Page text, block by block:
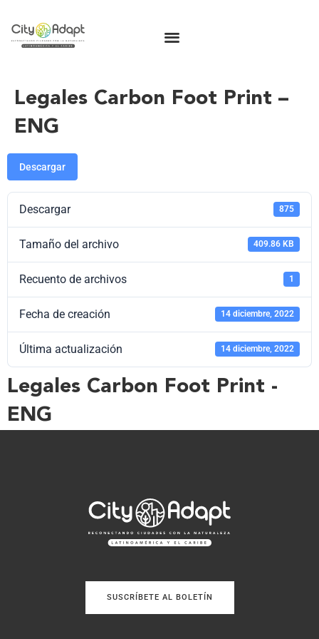
Legales Carbon Foot Print –
ENG
Descargar
Descargar 875
Tamaño del archivo 409.86 KB
Recuento de archivos 1
Fecha de creación 14 diciembre, 2022
Última actualización 14 diciembre, 2022
Legales Carbon Foot Print -
ENG
SUSCRÍBETE AL BOLETÍN